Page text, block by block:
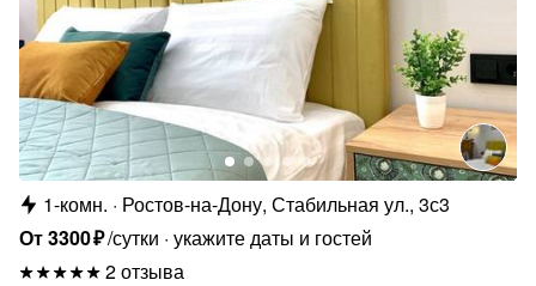
1-комн.
Ростов-на-Дону, Стабильная ул., 3с3
От3300₽/сутки укажите даты и гостей
2 отзыва